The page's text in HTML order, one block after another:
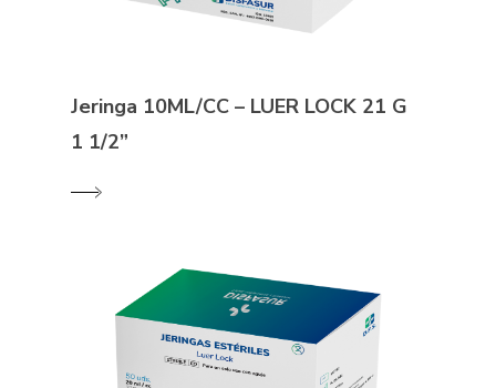
Jeringa 10ML/CC – LUER LOCK 21 G
1 1/2”